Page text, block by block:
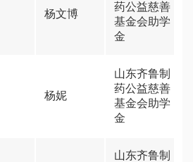
杨文博
药公益慈善
基金会助学
金
杨妮
山东齐鲁制
药公益慈善
基金会助学
金
山东齐鲁制